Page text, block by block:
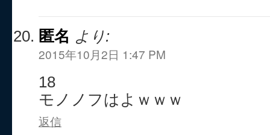
匿名 より:
2015年10月2日 1:47 PM
18
モノノフはよｗｗｗ
返信